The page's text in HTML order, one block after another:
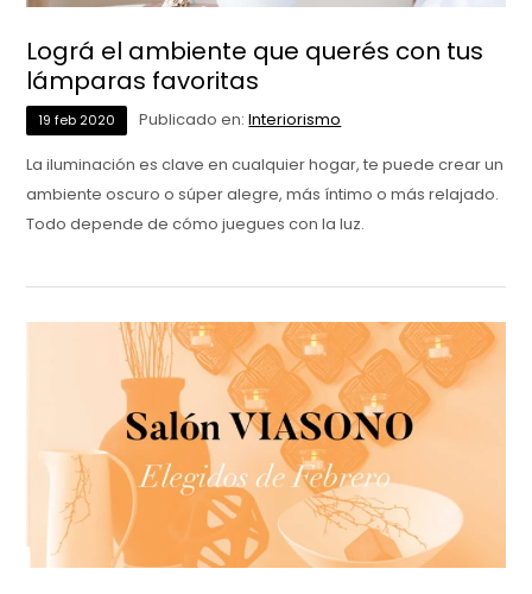
Lográ el ambiente que querés con tus
lámparas favoritas
19 feb 2020 Publicado en:Interiorismo
La iluminación es clave en cualquier hogar, te puede crear un
ambiente oscuro o súper alegre, más íntimo o más relajado.
Todo depende de cómo juegues con la luz.